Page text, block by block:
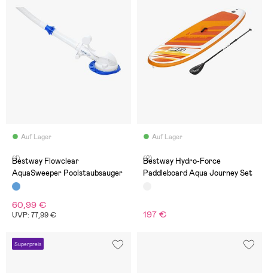
Auf Lager
(1)
Bestway Flowclear
AquaSweeper Poolstaubsauger
60,99 €
UVP: 77,99 €
Auf Lager
(2)
Bestway Hydro-Force
Paddleboard Aqua Journey Set
197 €
Superpreis